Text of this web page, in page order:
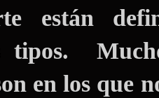
están
tipos.
en los que